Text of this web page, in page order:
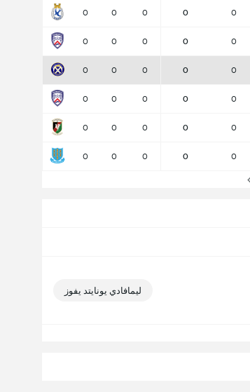
0
0
0
0
0
0
0
0
0
0
0
0
0
0
0
0
0
0
0
0
0
0
0
0
0
0
0
0
0
0
ليمافادي يونايتد يفوز